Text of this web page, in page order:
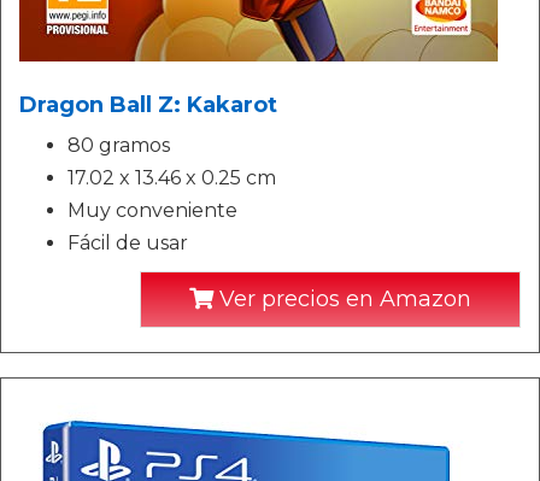
Dragon Ball Z: Kakarot
80 gramos
17.02 x 13.46 x 0.25 cm
Muy conveniente
Fácil de usar
Ver precios en Amazon